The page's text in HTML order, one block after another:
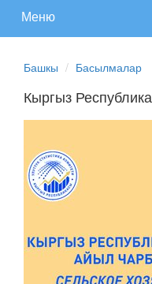
Меню
Башкы Басылмалар
Кыргыз